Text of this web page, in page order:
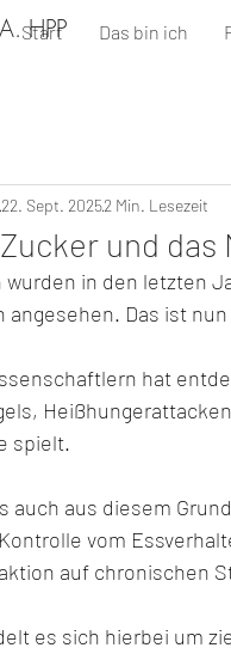
HPP
Start Das bin ich
und das
22. Sept. 20252 Min. Lesezeit
wurden in den letzten
angesehen. Das ist
hat
spielt.
auch aus diesem
vom
auf chronischen
es sich hierbei um